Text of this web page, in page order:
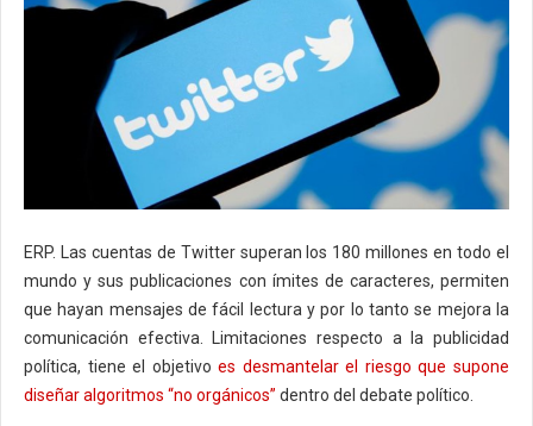
ERP. Las cuentas de Twitter superan los 180 millones en todo el
mundo y sus publicaciones con ímites de caracteres, permiten
que hayan mensajes de fácil lectura y por lo tanto se mejora la
comunicación efectiva. Limitaciones respecto a la publicidad
política, tiene el objetivoes desmantelar el riesgo que supone
diseñar algoritmos “no orgánicos” dentro del debate político.